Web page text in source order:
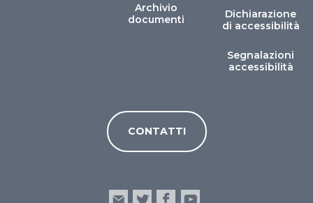
Archivio
documenti
Dichiarazione
di accessibilità
Segnalazioni
accessibilità
CONTATTI